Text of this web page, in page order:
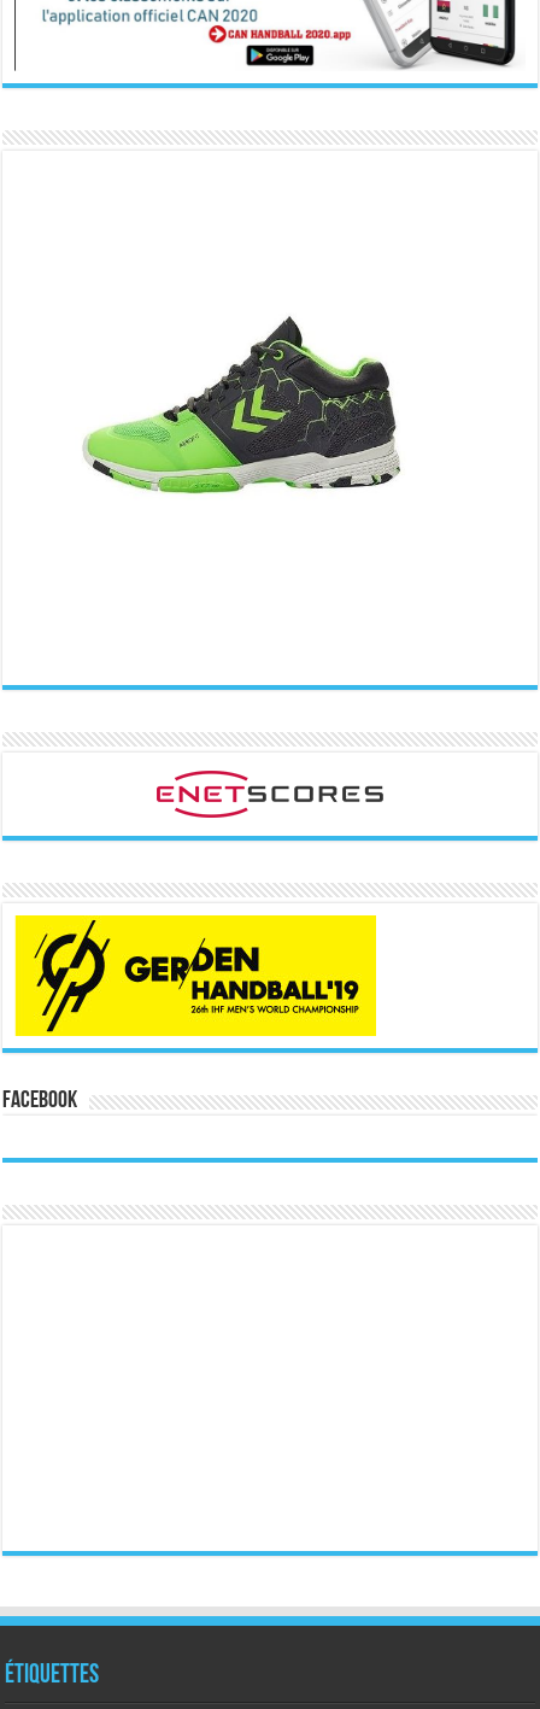
Facebook
Étiquettes